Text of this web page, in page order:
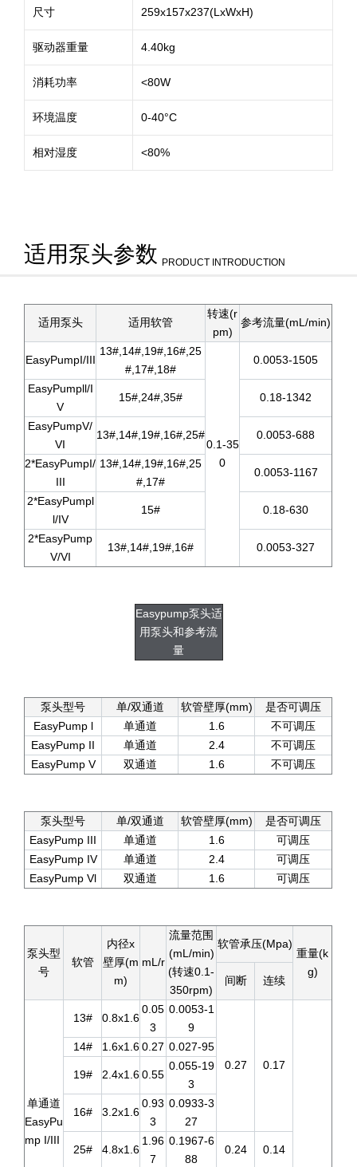
尺寸 259x157x237(LxWxH)
驱动器重量 4.40kg
消耗功率 <80W
环境温度 0-40°C
相对湿度 <80%
适用泵头参数 PRODUCT INTRODUCTION
适用泵头 适用软管
转速(r
pm)
参考流量(mL/min)
EasyPumpI/III
13#,14#,19#,16#,25
#,17#,18#
0.1-35
0
0.0053-1505
EasyPumpll/I
V
15#,24#,35# 0.18-1342
EasyPumpV/
VI
13#,14#,19#,16#,25# 0.0053-688
2*EasyPumpI/
III
13#,14#,19#,16#,25
#,17#
0.0053-1167
2*EasyPumpl
l/IV
15# 0.18-630
2*EasyPump
V/VI
13#,14#,19#,16# 0.0053-327
Easypump泵头适
用泵头和参考流
量
泵头型号 单/双通道 软管壁厚(mm)
是否可调压
EasyPump l
单通道 1.6
不可调压
EasyPump II
单通道 2.4
不可调压
EasyPump V
双通道 1.6 不可调压
泵头型号 单/双通道 软管壁厚(mm)
是否可调压
EasyPump III
单通道 1.6
可调压
EasyPump IV
单通道 2.4
可调压
EasyPump Vl
双通道 1.6 可调压
泵头型
号
软管
内径x
壁厚(m
m)
mL/r
流量范围
(mL/min)
(转速0.1-
350rpm)
软管承压(Mpa)
重量(k
g)
间断 连续
单通道
EasyPu
mp I/III
13# 0.8x1.6
0.05
3
0.0053-1
9
0.27 0.17
14# 1.6x1.60.27 0.027-95
19# 2.4x1.60.55
0.055-19
3
16# 3.2x1.6
0.93
3
0.0933-3
27
25# 4.8x1.6
1.96
7
0.1967-6
88
0.24 0.14